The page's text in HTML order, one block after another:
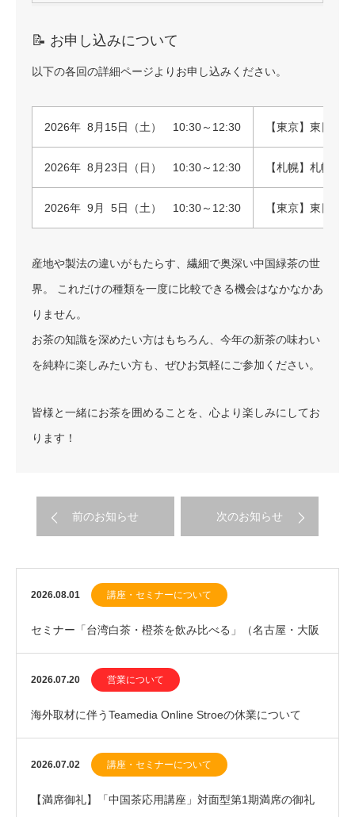
📝 お申し込みについて
以下の各回の詳細ページよりお申し込みください。
2026年 8月15日（土） 10:30～12:30 【東京】東日本
2026年 8月23日（日） 10:30～12:30 【札幌】札幌・
2026年 9月 5日（土） 10:30～12:30 【東京】東日本
産地や製法の違いがもたらす、繊細で奥深い中国緑茶の世
界。 これだけの種類を一度に比較できる機会はなかなかあ
りません。
お茶の知識を深めたい方はもちろん、今年の新茶の味わい
を純粋に楽しみたい方も、ぜひお気軽にご参加ください。
皆様と一緒にお茶を囲めることを、心より楽しみにしてお
ります！
前のお知らせ 次のお知らせ
2026.08.01 講座・セミナーについて
セミナー「台湾白茶・橙茶を飲み比べる」（名古屋・大阪
開催）、ワークショップ「新茶を飲む・中国緑茶20…
2026.07.20 営業について
海外取材に伴うTeamedia Online Stroeの休業について
（2026年7月下旬）
2026.07.02 講座・セミナーについて
【満席御礼】「中国茶応用講座」対面型第1期満席の御礼